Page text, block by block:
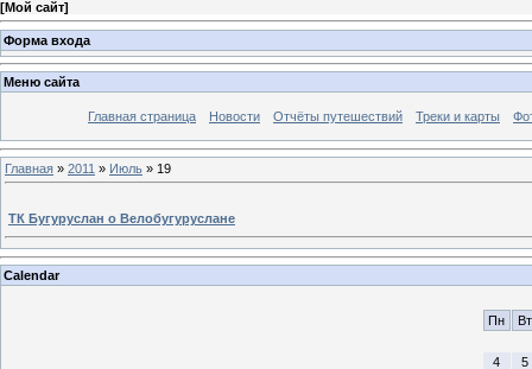
[Мой сайт]
Форма входа
Меню сайта
Главная страница Новости Отчёты путешествий Треки и карты
Главная » 2011 » Июль » 19
ТК Бугуруслан о Велобугуруслане
Calendar
Пн Вт
4
5